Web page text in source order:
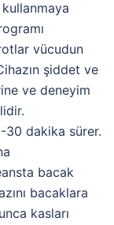
kullanmaya
vücudun
şiddet ve
ve deneyim
30 dakika sürer.
bacak
bacaklara
kasları